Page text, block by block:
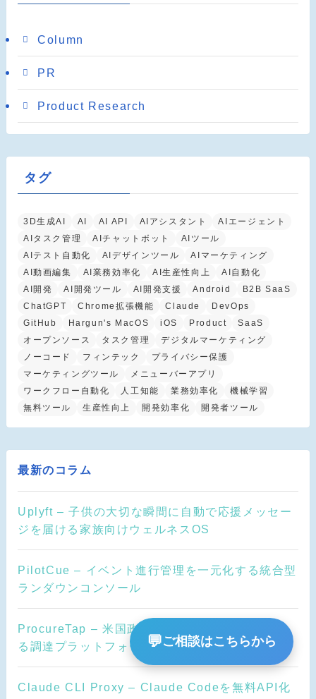
Column
PR
Product Research
タグ
3D生成AI AI AI API AIアシスタント
AIエージェント
AIタスク管理
AIチャットボット
AIツール
AIテスト自動化
AIデザインツール
AIマーケティング
AI動画編集
AI業務効率化 AI生産性向上
AI自動化
AI開発
AI開発ツール AI開発支援 Android
B2B SaaS
ChatGPT
Chrome拡張機能 Claude
DevOps
GitHub
Hargun's MacOS iOS Product
SaaS
オープンソース
タスク管理
デジタルマーケティング
ノーコード
フィンテック
プライバシー保護
マーケティングツール
メニューバーアプリ
ワークフロー自動化
人工知能 業務効率化
機械学習
無料ツール
生産性向上 開発効率化 開発者ツール
最新のコラム
Uplyft – 子供の大切な瞬間に自動で応援メッセー
ジを届ける家族向けウェルネスOS
PilotCue – イベント進行管理を一元化する統合型
ランダウンコンソール
ProcureTap – 米国政府入札情報を一元検索でき
る調達プラットフォーム
Claude CLI Proxy – Claude Codeを無料API化
💬ご相談はこちらから